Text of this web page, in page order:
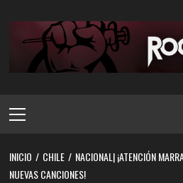
contenido
principal
INICIO CHILE
NACIONAL| ¡ATENCIÓN
NUEVAS CANCIONES!